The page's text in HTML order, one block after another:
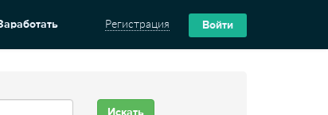
Регистрация Войти